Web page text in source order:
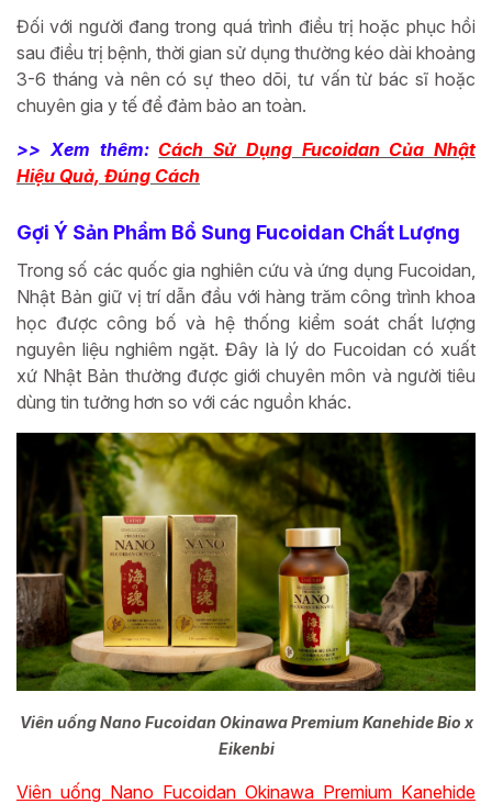
Đối với người đang trong quá trình điều trị hoặc phục hồi
sau điều trị bệnh, thời gian sử dụng thường kéo dài khoảng
3-6 tháng và nên có sự theo dõi, tư vấn từ bác sĩ hoặc
chuyên gia y tế để đảm bảo an toàn.
>> Xem thêm:Cách Sử Dụng Fucoidan Của Nhật
Hiệu Quả, Đúng Cách
Gợi Ý Sản Phẩm Bổ Sung Fucoidan Chất Lượng
Trong số các quốc gia nghiên cứu và ứng dụng Fucoidan,
Nhật Bản giữ vị trí dẫn đầu với hàng trăm công trình khoa
học được công bố và hệ thống kiểm soát chất lượng
nguyên liệu nghiêm ngặt. Đây là lý do Fucoidan có xuất
xứ Nhật Bản thường được giới chuyên môn và người tiêu
dùng tin tưởng hơn so với các nguồn khác.
Viên uống Nano Fucoidan Okinawa Premium Kanehide Bio x
Eikenbi
Viên uống Nano Fucoidan Okinawa Premium Kanehide